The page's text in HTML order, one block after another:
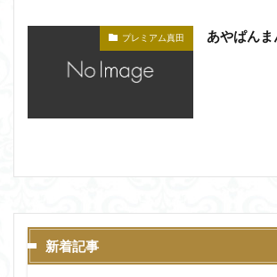
プレミアム真田 あやぱんま
新着記事